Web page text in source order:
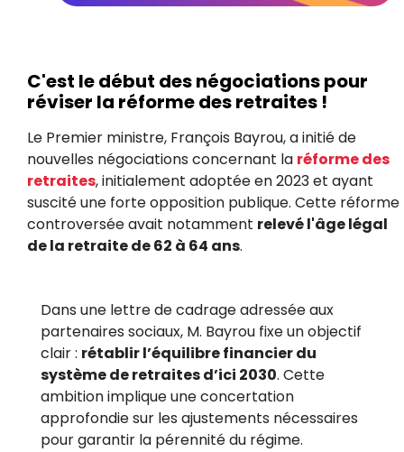
C'est le début des négociations pour
réviser la réforme des retraites !
Le Premier ministre, François Bayrou, a initié de
nouvelles négociations concernant la réforme des
retraites, initialement adoptée en 2023 et ayant
suscité une forte opposition publique. Cette réforme
controversée avait notamment relevé l'âge légal
de la retraite de 62 à 64 ans.
Dans une lettre de cadrage adressée aux
partenaires sociaux, M. Bayrou fixe un objectif
clair : rétablir l’équilibre financier du
système de retraites d’ici 2030. Cette
ambition implique une concertation
approfondie sur les ajustements nécessaires
pour garantir la pérennité du régime.